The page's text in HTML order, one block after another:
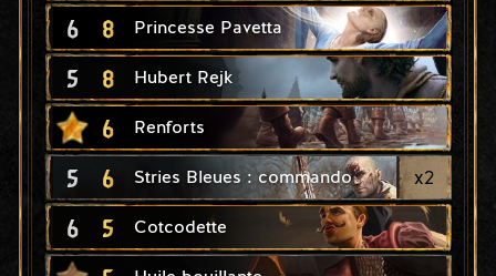
6 8 Princesse Pavetta
5 8 Hubert Rejk
6 Renforts
5 6 Stries Bleues : commando x2
6 5 Cotcodette